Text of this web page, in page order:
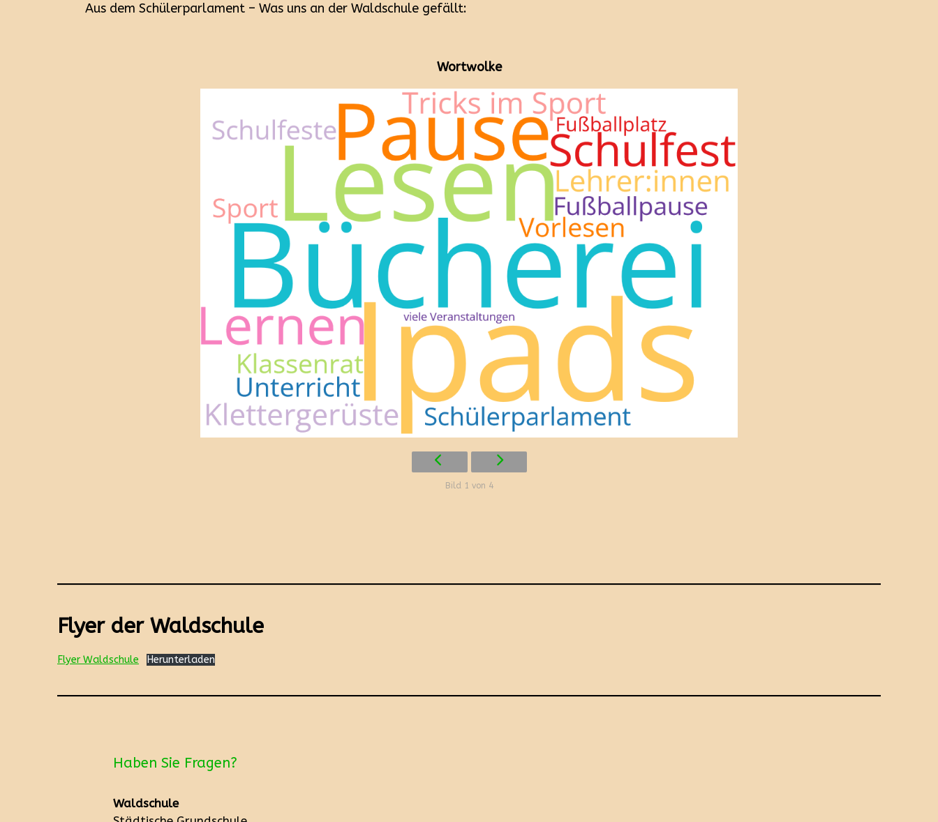
Aus dem Schülerparlament – Was uns an der Waldschule gefällt:
Wortwolke
Bild 1 von 4
Flyer der Waldschule
Flyer Waldschule Herunterladen
Haben Sie Fragen?
Waldschule